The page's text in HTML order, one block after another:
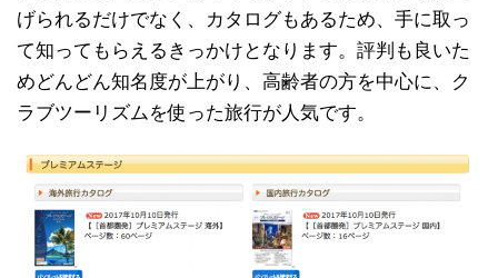
げられるだけでなく、カタログもあるため、手に取っ
て知ってもらえるきっかけとなります。評判も良いた
めどんどん知名度が上がり、高齢者の方を中心に、ク
ラブツーリズムを使った旅行が人気です。